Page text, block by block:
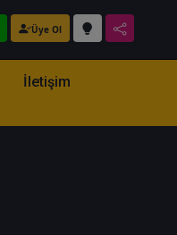
Üye Ol
İletişim